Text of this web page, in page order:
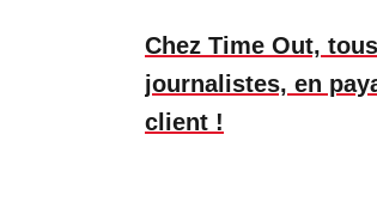
Chez Time Out,
journalistes, en
client !